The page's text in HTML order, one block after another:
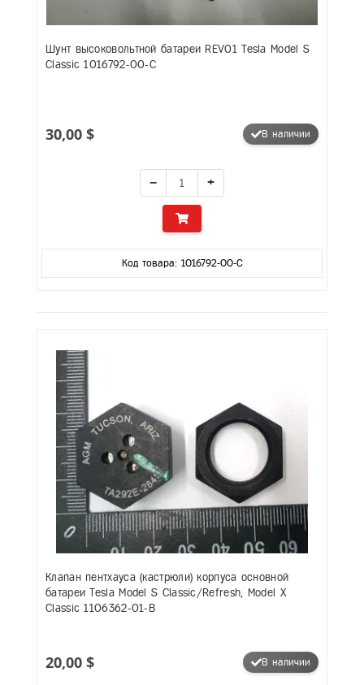
Шунт высоковольтной батареи REV01 Tesla Model S
Classic 1016792-00-C
30,00 $ В наличии
− +
Код товара: 1016792-00-C
Клапан пентхауса (кастрюли) корпуса основной
батареи Tesla Model S Classic/Refresh, Model X
Classic 1106362-01-B
20,00 $ В наличии